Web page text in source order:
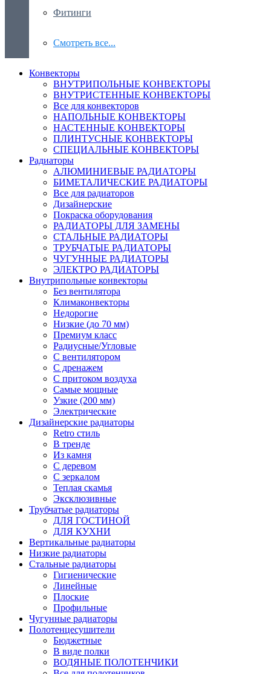
Фитинги
Смотреть все...
Конвекторы
ВНУТРИПОЛЬНЫЕ КОНВЕКТОРЫ
ВНУТРИСТЕННЫЕ КОНВЕКТОРЫ
Все для конвекторов
НАПОЛЬНЫЕ КОНВЕКТОРЫ
НАСТЕННЫЕ КОНВЕКТОРЫ
ПЛИНТУСНЫЕ КОНВЕКТОРЫ
СПЕЦИАЛЬНЫЕ КОНВЕКТОРЫ
Радиаторы
АЛЮМИНИЕВЫЕ РАДИАТОРЫ
БИМЕТАЛИЧЕСКИЕ РАДИАТОРЫ
Все для радиаторов
Дизайнерские
Покраска оборудования
РАДИАТОРЫ ДЛЯ ЗАМЕНЫ
СТАЛЬНЫЕ РАДИАТОРЫ
ТРУБЧАТЫЕ РАДИАТОРЫ
ЧУГУННЫЕ РАДИАТОРЫ
ЭЛЕКТРО РАДИАТОРЫ
Внутрипольные конвекторы
Без вентилятора
Климаконвекторы
Недорогие
Низкие (до 70 мм)
Премиум класс
Радиусные/Угловые
С вентилятором
С дренажем
С притоком воздуха
Самые мощные
Узкие (200 мм)
Электрические
Дизайнерские радиаторы
Retro стиль
В тренде
Из камня
С деревом
С зеркалом
Теплая скамья
Эксклюзивные
Трубчатые радиаторы
ДЛЯ ГОСТИНОЙ
ДЛЯ КУХНИ
Вертикальные радиаторы
Низкие радиаторы
Стальные радиаторы
Гигиенические
Линейные
Плоские
Профильные
Чугунные радиаторы
Полотенцесушители
Бюджетные
В виде полки
ВОДЯНЫЕ ПОЛОТЕНЧИКИ